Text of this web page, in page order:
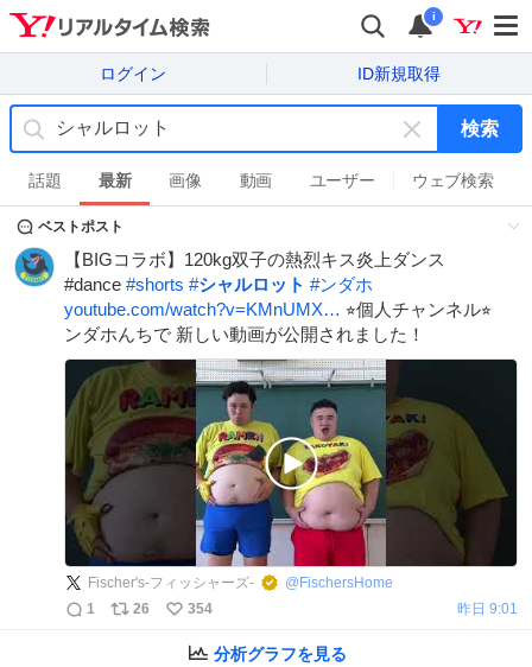
i
ログイン ID新規取得
キ
ー
ワ
ド
消
す
検索
話題 最新 画像 動画 ユーザー ウェブ検索
ベストポスト
【BIGコラボ】120kg双子の熱烈キス炎上ダンス
#dance #shorts #シャルロット #ンダホ
youtube.com/watch?v=KMnUMX… ⭐︎個人チャンネル⭐︎
ンダホんちで 新しい動画が公開されました！
Fischer's-フィッシャーズ- @ FischersHome
1
26 354 昨日 9:01
分析グラフを見る